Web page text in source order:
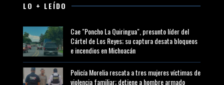
LO + LEÍDO
Cae "Poncho La Quiringua", presunto líder del
Cártel de Los Reyes; su captura desata bloqueos
e incendios en Michoacán
Policía Morelia rescata a tres mujeres víctimas de
violencia familiar; detiene a hombre armado